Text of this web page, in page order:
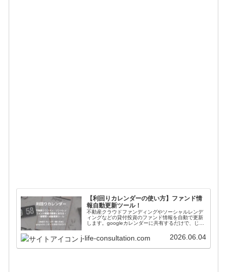
【利回りカレンダーの使い方】ファンド情
報自動更新ツール！
不動産クラウドファンディングやソーシャルレンデ
ィングなどの貸付投資のファンド情報を自動で更新
します。googleカレンダーに共有するだけで、じぇ
自動更新されます。使い方や導入方法を解説してい
ます。
j-life-consultation.com 2026.06.04